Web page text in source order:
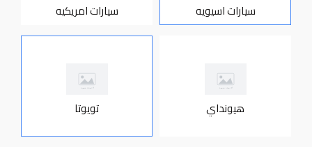
سيارات اسيويه سيارات امريكيه
هيونداي تويوتا